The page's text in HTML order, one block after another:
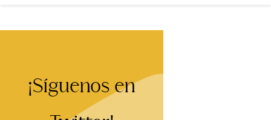
¡Síguenos en